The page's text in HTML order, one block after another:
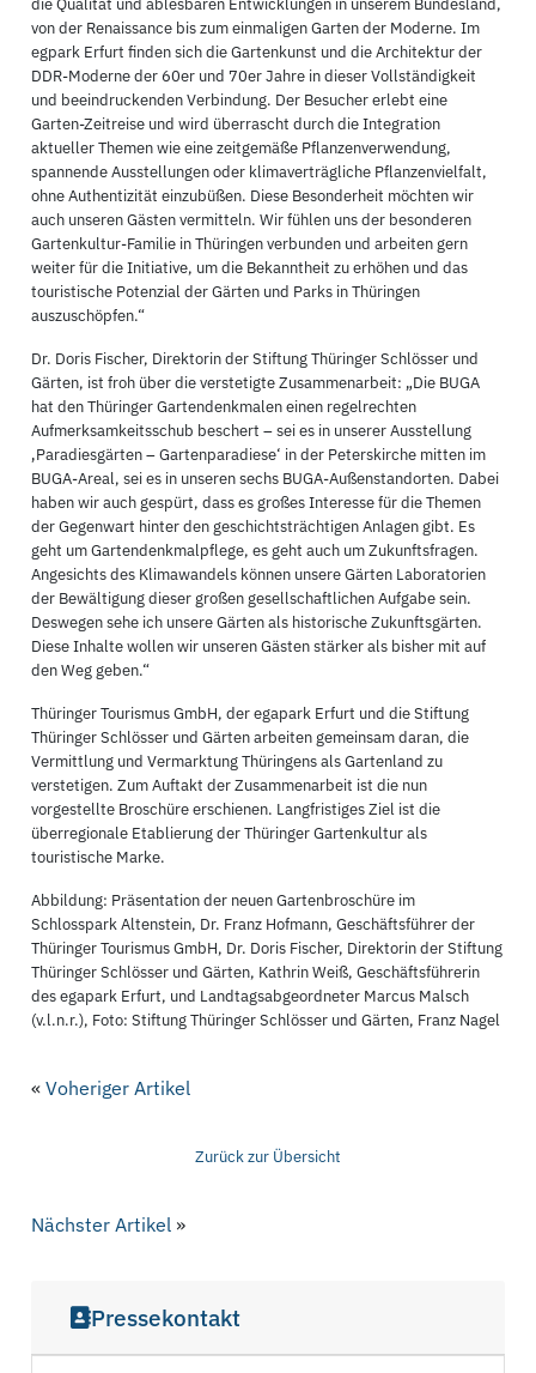
von der Renaissance bis zum einmaligen Garten der Moderne. Im
egpark Erfurt finden sich die Gartenkunst und die Architektur der
DDR-Moderne der 60er und 70er Jahre in dieser Vollständigkeit
und beeindruckenden Verbindung. Der Besucher erlebt eine
Garten-Zeitreise und wird überrascht durch die Integration
aktueller Themen wie eine zeitgemäße Pflanzenverwendung,
spannende Ausstellungen oder klimaverträgliche Pflanzenvielfalt,
ohne Authentizität einzubüßen. Diese Besonderheit möchten wir
auch unseren Gästen vermitteln. Wir fühlen uns der besonderen
Gartenkultur-Familie in Thüringen verbunden und arbeiten gern
weiter für die Initiative, um die Bekanntheit zu erhöhen und das
touristische Potenzial der Gärten und Parks in Thüringen
auszuschöpfen.“
Dr. Doris Fischer, Direktorin der Stiftung Thüringer Schlösser und
Gärten, ist froh über die verstetigte Zusammenarbeit: „Die BUGA
hat den Thüringer Gartendenkmalen einen regelrechten
Aufmerksamkeitsschub beschert – sei es in unserer Ausstellung
‚Paradiesgärten – Gartenparadiese‘ in der Peterskirche mitten im
BUGA-Areal, sei es in unseren sechs BUGA-Außenstandorten. Dabei
haben wir auch gespürt, dass es großes Interesse für die Themen
der Gegenwart hinter den geschichtsträchtigen Anlagen gibt. Es
geht um Gartendenkmalpflege, es geht auch um Zukunftsfragen.
Angesichts des Klimawandels können unsere Gärten Laboratorien
der Bewältigung dieser großen gesellschaftlichen Aufgabe sein.
Deswegen sehe ich unsere Gärten als historische Zukunftsgärten.
Diese Inhalte wollen wir unseren Gästen stärker als bisher mit auf
den Weg geben.“
Thüringer Tourismus GmbH, der egapark Erfurt und die Stiftung
Thüringer Schlösser und Gärten arbeiten gemeinsam daran, die
Vermittlung und Vermarktung Thüringens als Gartenland zu
verstetigen. Zum Auftakt der Zusammenarbeit ist die nun
vorgestellte Broschüre erschienen. Langfristiges Ziel ist die
überregionale Etablierung der Thüringer Gartenkultur als
touristische Marke.
Abbildung: Präsentation der neuen Gartenbroschüre im
Schlosspark Altenstein, Dr. Franz Hofmann, Geschäftsführer der
Thüringer Tourismus GmbH, Dr. Doris Fischer, Direktorin der Stiftung
Thüringer Schlösser und Gärten, Kathrin Weiß, Geschäftsführerin
des egapark Erfurt, und Landtagsabgeordneter Marcus Malsch
(v.l.n.r.), Foto: Stiftung Thüringer Schlösser und Gärten, Franz Nagel
«Voheriger Artikel
Zurück zur Übersicht
Nächster Artikel »
Pressekontakt